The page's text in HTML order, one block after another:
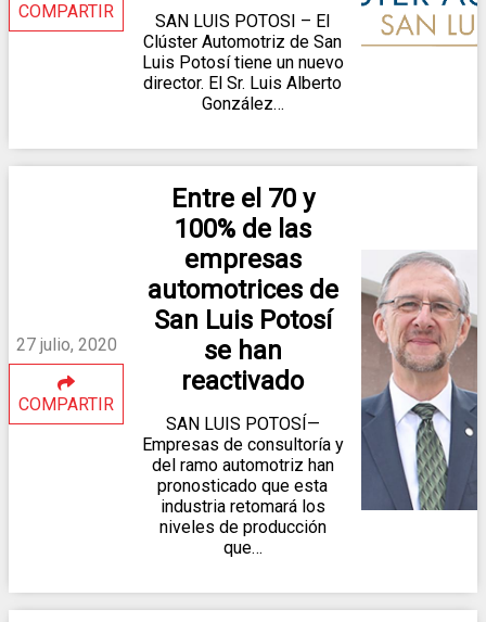
COMPARTIR
SAN LUIS POTOSI – El
Clúster Automotriz de San
Luis Potosí tiene un nuevo
director. El Sr. Luis Alberto
González…
27 julio, 2020
COMPARTIR
Entre el 70 y
100% de las
empresas
automotrices de
San Luis Potosí
se han
reactivado
SAN LUIS POTOSÍ—
Empresas de consultoría y
del ramo automotriz han
pronosticado que esta
industria retomará los
niveles de producción
que…